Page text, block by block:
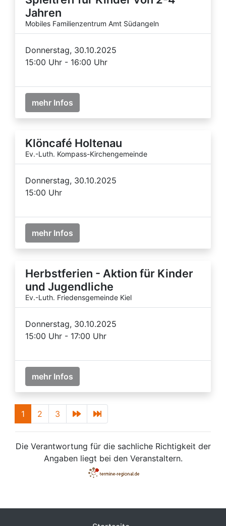
Jahren
Mobiles Familienzentrum Amt Südangeln
Donnerstag, 30.10.2025
15:00 Uhr - 16:00 Uhr
mehr Infos
Klöncafé Holtenau
Ev.-Luth. Kompass-Kirchengemeinde
Donnerstag, 30.10.2025
15:00 Uhr
mehr Infos
Herbstferien - Aktion für Kinder
und Jugendliche
Ev.-Luth. Friedensgemeinde Kiel
Donnerstag, 30.10.2025
15:00 Uhr - 17:00 Uhr
mehr Infos
1 2 3
Die Verantwortung für die sachliche Richtigkeit der
Angaben liegt bei den Veranstaltern.